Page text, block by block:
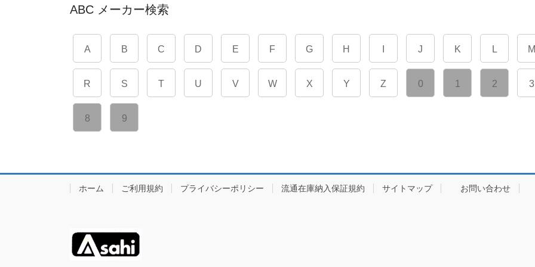
ABC メーカー検索
A B C D E F G H J K L M
R S T U V W X Y Z 0 1 2 3
8 9
ホーム ご利用規約 プライバシーポリシー 流通在庫納入保証規約 サイトマップ お問い合わせ